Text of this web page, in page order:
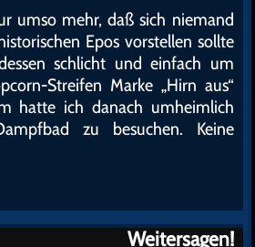
umso mehr, daß sich niemand
Epos vorstellen sollte
schlicht und einfach um
Streifen Marke „Hirn aus“
hatte ich danach umheimlich
zu besuchen. Keine
Weitersagen!